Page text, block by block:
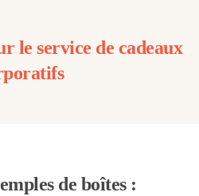
le service de cadeaux
de boîtes :